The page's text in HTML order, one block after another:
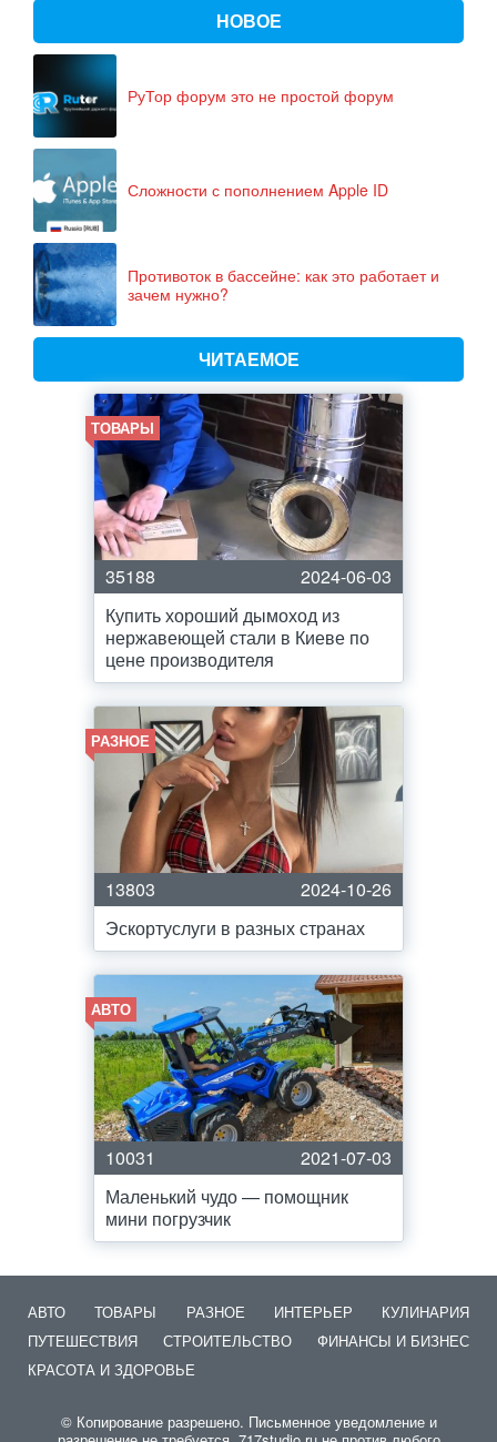
НОВОЕ
РуТор форум это не простой форум
Сложности с пополнением Apple ID
Противоток в бассейне: как это работает и
зачем нужно?
ЧИТАЕМОЕ
ТОВАРЫ
35188
2024-06-03
Купить хороший дымоход из
нержавеющей стали в Киеве по
цене производителя
РАЗНОЕ
13803
2024-10-26
Эскортуслуги в разных странах
АВТО
10031
2021-07-03
Маленький чудо — помощник
мини погрузчик
АВТО ТОВАРЫ РАЗНОЕ ИНТЕРЬЕР
КУЛИНАРИЯ
ПУТЕШЕСТВИЯ
СТРОИТЕЛЬСТВО
ФИНАНСЫ И БИЗНЕС
КРАСОТА И ЗДОРОВЬЕ
© Копирование разрешено. Письменное уведомление и